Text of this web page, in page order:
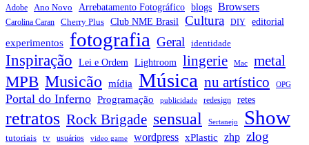
Adobe Ano Novo Arrebatamento Fotográfico blogs Browsers
Carolina Caran Cherry Plus Club NME Brasil Cultura DIY
editorial
experimentos
fotografia Geral identidade
Inspiração Lei e Ordem Lightroom lingerie Mac metal
MPB Musicão mídia Música nu artístico OPG
Portal do Inferno Programação publicidade redesign retes
retratos Rock Brigade sensual Sertanejo Show
tutoriais tv usuários video game wordpress xPlastic zhp zlog